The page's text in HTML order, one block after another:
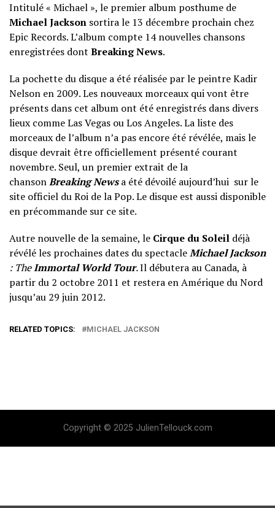
Intitulé « Michael », le premier album posthume de
Michael Jackson sortira le 13 décembre prochain chez
Epic Records. L’album compte 14 nouvelles chansons
enregistrées dont Breaking News.
La pochette du disque a été réalisée par le peintre Kadir
Nelson en 2009. Les nouveaux morceaux qui vont être
présents dans cet album ont été enregistrés dans divers
lieux comme Las Vegas ou Los Angeles. La liste des
morceaux de l’album n’a pas encore été révélée, mais le
disque devrait être officiellement présenté courant
novembre. Seul, un premier extrait de la
chansonBreaking Newsa été dévoilé aujourd’hui sur le
site officiel du Roi de la Pop. Le disque est aussi disponible
en précommande sur ce site.
Autre nouvelle de la semaine, le Cirque du Soleil déjà
révélé les prochaines dates du spectacleMichael Jackson
: TheImmortal World Tour.Il débutera au Canada, à
partir du 2 octobre 2011 et restera en Amérique du Nord
jusqu’au 29 juin 2012.
RELATED TOPICS: MICHAEL JACKSON
Copyright © 2025 JulienTellouck.com